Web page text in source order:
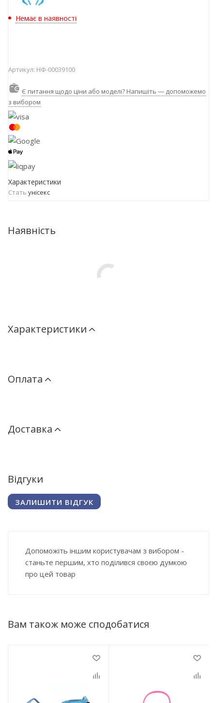
Немає в наявності
Артикул: НФ-00039100
Є питання щодо ціни або моделі? Напишіть — допоможемо
з вибором
Характеристики
Стать унісекс
Наявність
Характеристики
Оплата
Доставка
Відгуки
ЗАЛИШИТИ ВІДГУК
Допоможіть іншим користувачам з вибором -
станьте першим, хто поділився своєю думкою
про цей товар
Вам також може сподобатися